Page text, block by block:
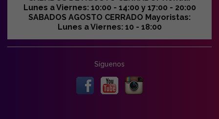
Lunes a Viernes: 10:00 - 14:00 y 17:00 - 20:00
SABADOS AGOSTO CERRADO Mayoristas:
Lunes a Viernes: 10 - 18:00
Síguenos